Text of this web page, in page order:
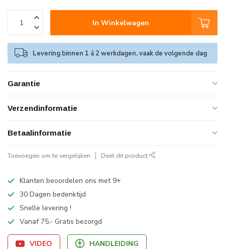
In Winkelwagen
Levering binnen 1 á 2 werkdagen, vaak de volgende dag
Garantie
Verzendinformatie
Betaalinformatie
Toevoegen om te vergelijken Deel dit product
Klanten beoordelen ons met 9+
30 Dagen bedenktijd
Snelle levering !
Vanaf 75,- Gratis bezorgd
VIDEO HANDLEIDING